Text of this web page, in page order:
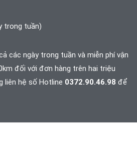
trong tuần)
các ngày trong tuần và miễn phí vận
đối với đơn hàng trên hai triệu
liên hệ số Hotline 0372.90.46.98 để